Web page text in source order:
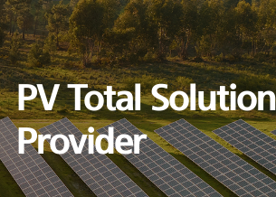
High Reliability
for All